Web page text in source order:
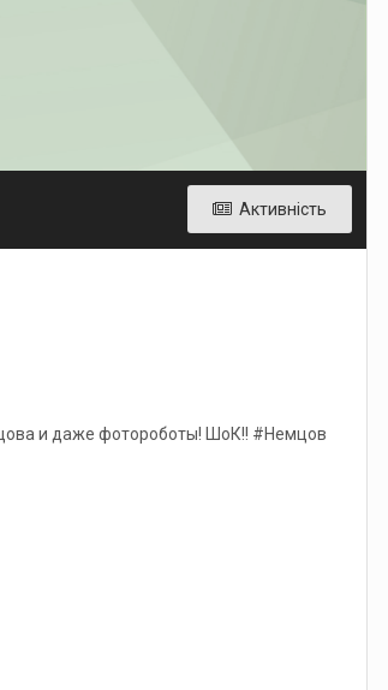
Активність
и даже фотороботы! ШоК!! #Немцов